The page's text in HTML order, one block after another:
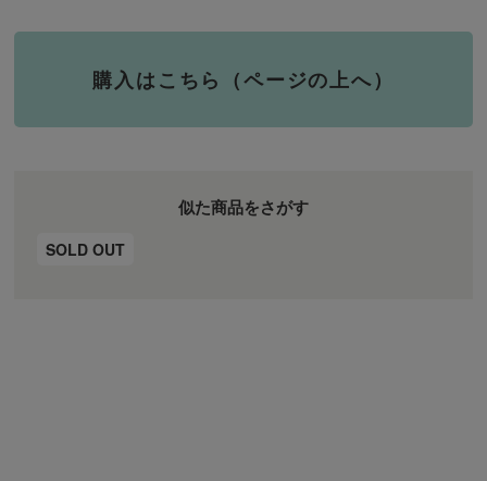
購入はこちら（ページの上へ）
似た商品をさがす
SOLD OUT